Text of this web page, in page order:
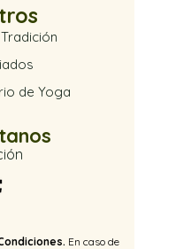
de Yoga
En caso de